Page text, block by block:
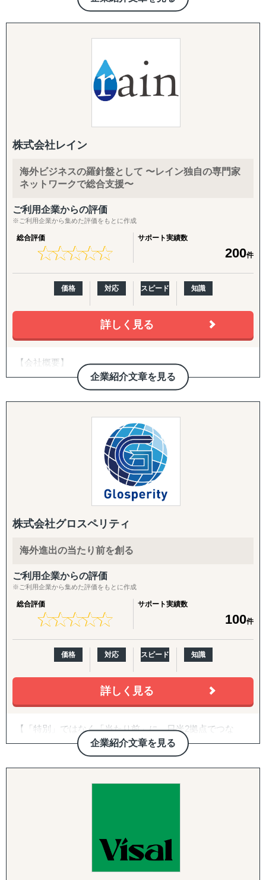
たとえば、市場の調査・分析に関しては、外部環境の影響
を推測するPEST分析や、ビジネスモデルの仮説検証など
が必要なのか、クライアントのご相談背景まですり合わせ
をすることを徹底していることが強みとなっています。
競合の調査・分析については、対象企業の強みや弱みを把
分析などを行い、「その企業がなぜ成功・失敗したのか」
を徹底的に掘り下げます。
また、得られたデータや分析から、具体的な戦略と実行可
能な施策提案まで行っております。貴社の「適切な経営判
す。
ありがたいことに、これまでたくさんの企業様を支援させ
ていただきましたが、相談いただくほどんどの企業様が、
「どの国・地域に参入すべきかわからない」
「進出に踏み切れる客観的データがない」
「海外進出がはじめてだから落とし穴が多そうで困ってい
などいったお悩みを抱えています。こういったお悩みの企
業のご担当者は、ぜひ一度、アクシアマーケティングにご
連絡ください。
東南アジアや中国、韓国、インドをはじめ、北米や欧州と
いった幅広い国・地域での調査実績があり、調査・分析に
特化している弊社が、貴社の海外事業の成功に向けて、伴
走支援させていただきます。
【主要サービスメニュー】
【よくご相談いただく内容】
「どの国・地域に参入すべきかわからない」
「進出に踏み切れる客観的データがない」
る」
「公開情報が少ないニッチな市場を細かい粒度で分析した
い」
「現地の消費者ニーズや嗜好が理解できない」
「競合他社の動向や市場内でのポジショニング戦略が定ま
らない」
「法規制、税制、輸入関税などの複雑な規制を把握するの
が難しい」
「効果的なマーケティング戦略や販売チャネルを見つけ出
せない」
「現地でのビジネスパートナー探しや信頼できるサプライ
ヤーの選定が困難」
など
進出を考えている市場をマクロ的視点、ミクロ的視点から
調査・分析いたします。
提供することができます。
市場調査では、有識者へのヒアリングなど多くのサービス
を展開しておりますが、貴社にとって適切な調査・分析を
株式会社レイン
海外ビジネスの羅針盤として 〜レイン独自の専門家
ネットワークで総合支援〜
ご利用企業からの評価
※ご利用企業から集めた評価をもとに作成
総合評価
★★★★★
★★★★★
サポート実績数
200件
価格 対応 スピード 知識
詳しく見る
企業紹介文章を見る
【会社概要】
■私たちレインは、世界40カ国以上にわたり構築された専
門家とのネットワークで、様々な日本
企業のグローバルな展望に基づいた海外進出の支援をし
■レイン独自のネットワークは現地語・日本語を解する多
数の専門調査員や、様々な専門領域を
持つ大学教授陣、また、現地の内情に精通した各国の調
査会社などから構成されます。
■カバーする地域は東アジア、東南アジア、南アジア、中
東、欧州、アフリカ、北米、中南米
及び、世界各地における効果的な調査とその分析によ
り、現地の最新状況をつぶさに把握する
ことが可能です。
■レインは現地のリサーチだけでなく、海外視察のプラニ
ングからビジネスパートナーの発掘、
商談のコーディネートもサポート。海外進出においてあ
らゆる局面のニーズに対応した包括的な
ソリューションを提供しています。
【レインの特徴】
①『日本からの視点と世界のトレンドの交差点から最新情
報を提供』
>>> 世界40カ国のネットワークで国内・海外の視点か
ら最新の調査・分析を実施します。
>>> 海外進出の様々な局面において、ワンストップサ
ービスを効率的に提供します。
株式会社グロスペリティ
海外進出の当たり前を創る
ご利用企業からの評価
※ご利用企業から集めた評価をもとに作成
総合評価
★★★★★
★★★★★
サポート実績数
100件
価格 対応 スピード 知識
詳しく見る
企業紹介文章を見る
【「特別」ではなく「当たり前」に。日米2拠点でつな
ぐ、伴走型の海外進出支援】
株式会社グロスペリティは、**「海外進出の成功を"特
別"ではなく"当たり前"にする」**ことをミッションに掲
立案と米国現地での実行を、同じチームでシームレスにつ
なぐ体制を強みとしています。
年間約50社、累計100社以上の日本企業の海外進出をご支